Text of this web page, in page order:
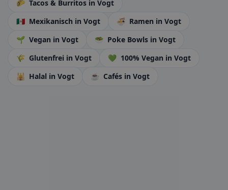
🌮 Tacos & Burritos in Vogt
🇲🇽 Mexikanisch in Vogt 🍜 Ramen in Vogt
🌱 Vegan in Vogt 🥗 Poke Bowls in Vogt
🌾 Glutenfrei in Vogt 💚 100% Vegan in Vogt
🕌 Halal in Vogt ☕ Cafés in Vogt